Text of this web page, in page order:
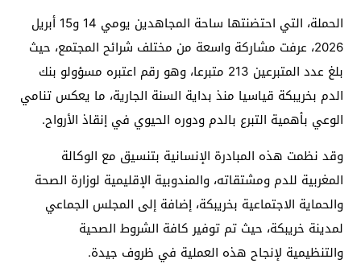
الحملة، التي احتضنتها ساحة المجاهدين يومي 14 و15 أبريل
2026، عرفت مشاركة واسعة من مختلف شرائح المجتمع، حيث
بلغ عدد المتبرعين 213 متبرعا، وهو رقم اعتبره مسؤولو بنك
الدم بخريبكة قياسيا منذ بداية السنة الجارية، ما يعكس تنامي
الوعي بأهمية التبرع بالدم ودوره الحيوي في إنقاذ الأرواح.
وقد نظمت هذه المبادرة الإنسانية بتنسيق مع الوكالة
المغربية للدم ومشتقاته، والمندوبية الإقليمية لوزارة الصحة
والحماية الاجتماعية بخريبكة، إضافة إلى المجلس الجماعي
لمدينة خريبكة، حيث تم توفير كافة الشروط الصحية
والتنظيمية لإنجاح هذه العملية في ظروف جيدة.